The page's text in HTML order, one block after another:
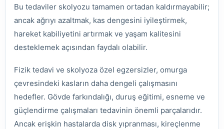
Bu tedaviler skolyozu tamamen ortadan kaldırmayabilir;
ancak ağrıyı azaltmak, kas dengesini iyileştirmek,
hareket kabiliyetini artırmak ve yaşam kalitesini
desteklemek açısından faydalı olabilir.
Fizik tedavi ve skolyoza özel egzersizler, omurga
çevresindeki kasların daha dengeli çalışmasını
hedefler. Gövde farkındalığı, duruş eğitimi, esneme ve
güçlendirme çalışmaları tedavinin önemli parçalarıdır.
Ancak erişkin hastalarda disk yıpranması, kireçlenme